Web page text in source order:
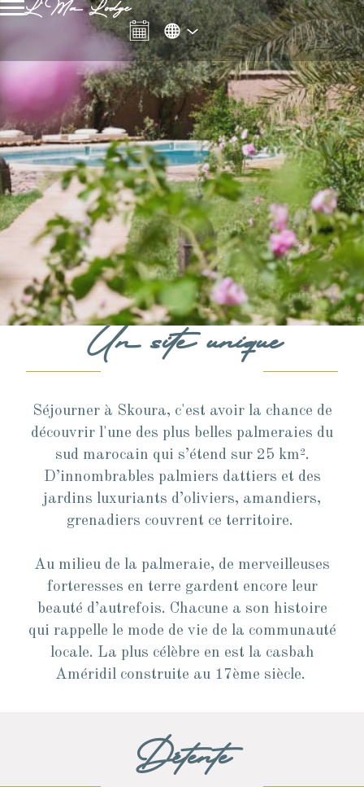
L'Ma Lodge
Un site unique
Séjourner à Skoura, c'est avoir la chance de
découvrir l'une des plus belles palmeraies du
sud marocain qui s’étend sur 25 km².
D’innombrables palmiers dattiers et des
jardins luxuriants d’oliviers, amandiers,
grenadiers couvrent ce territoire.
Au milieu de la palmeraie, de merveilleuses
forteresses en terre gardent encore leur
beauté d’autrefois. Chacune a son histoire
qui rappelle le mode de vie de la communauté
locale. La plus célèbre en est la casbah
Améridil construite au 17ème siècle.
Détente